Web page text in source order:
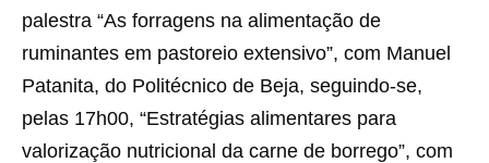
palestra “As forragens na alimentação de
ruminantes em pastoreio extensivo”, com Manuel
Patanita, do Politécnico de Beja, seguindo-se,
pelas 17h00, “Estratégias alimentares para
valorização nutricional da carne de borrego”, com